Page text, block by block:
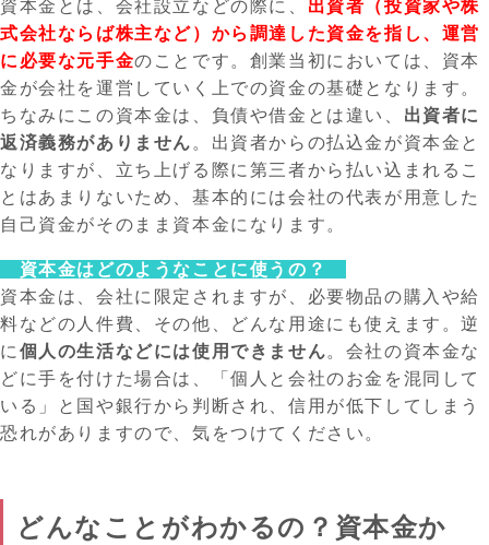
資本金とは、会社設立などの際に、 出資者（投資家や株
式会社ならば株主など）から調達した資金を指し、運営
に必要な元手金のことです。創業当初においては、資本
金が会社を運営していく上での資金の基礎となります。
ちなみにこの資本金は、負債や借金とは違い、 出資者に
返済義務がありません 。出資者からの払込金が資本金と
なりますが、立ち上げる際に第三者から払い込まれるこ
とはあまりないため、基本的には会社の代表が用意した
自己資金がそのまま資本金になります。
資本金はどのようなことに使うの？
資本金は、会社に限定されますが、必要物品の購入や給
料などの人件費、その他、どんな用途にも使えます。逆
に 個人の生活などには使用できません。会社の資本金な
どに手を付けた場合は、「個人と会社のお金を混同して
いる」と国や銀行から判断され、信用が低下してしまう
恐れがありますので、気をつけてください。
どんなことがわかるの？資本金か